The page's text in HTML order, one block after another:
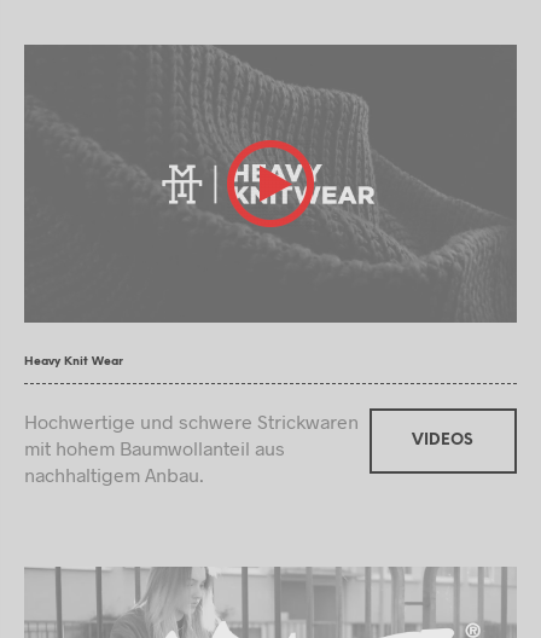
Heavy Knit Wear
Hochwertige und schwere Strickwaren
mit hohem Baumwollanteil aus
nachhaltigem Anbau.
VIDEOS